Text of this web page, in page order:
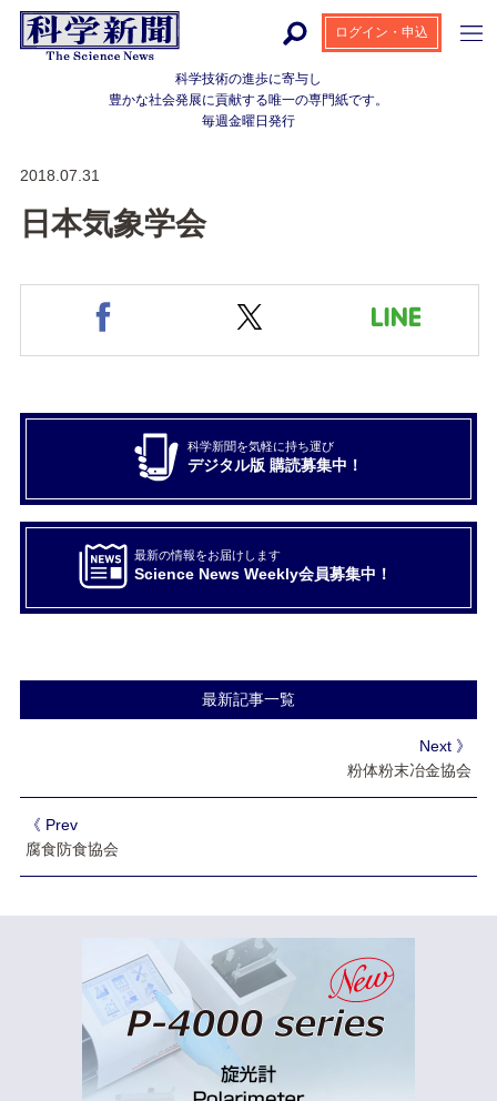
科学技術の進歩に寄与し
豊かな社会発展に貢献する唯一の専門紙です。
毎週金曜日発行
ログイン・申込
2018.07.31
日本気象学会
科学新聞を気軽に持ち運び
デジタル版 購読募集中！
最新の情報をお届けします
Science News Weekly会員募集中！
最新記事一覧
Next 》
粉体粉末冶金協会
《 Prev
腐食防食協会